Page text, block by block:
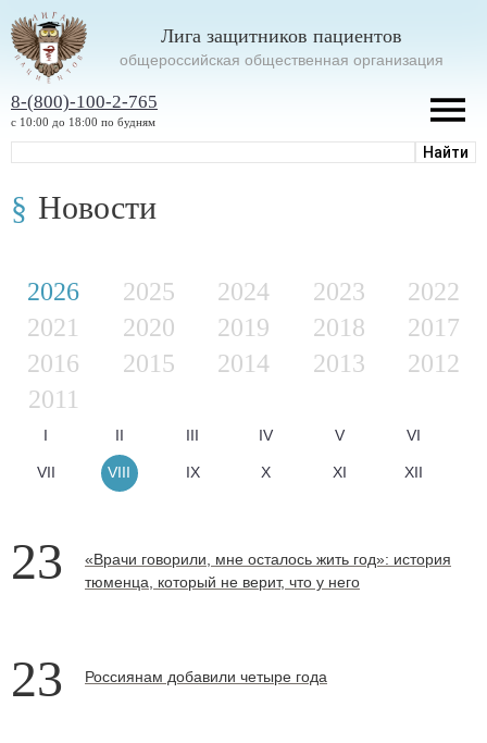
Лига защитников пациентов
oбщероссийская общественная организация
8-(800)-100-2-765
с 10:00 до 18:00 по будням
Новости
2026 2025 2024 2023
2022
2021
2020 2019 2018
2017
2016
2015 2014 2013
2012
2011
I II III IV V VI
VII VIII IX X XI XII
23
«Врачи говорили, мне осталось жить год»: история
тюменца, который не верит, что у него
23 Россиянам добавили четыре года